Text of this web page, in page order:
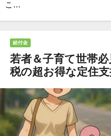
こ…
給付金
若者＆子育て世帯
税の超お得な定住